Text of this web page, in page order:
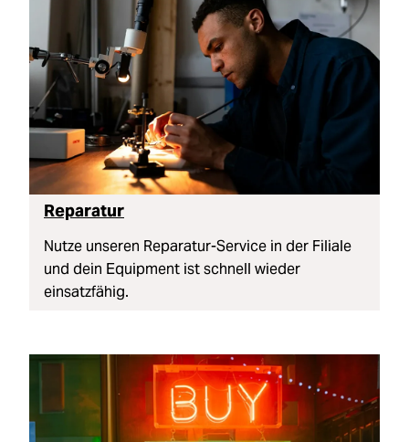
Reparatur
Nutze unseren Reparatur-Service in der Filiale
und dein Equipment ist schnell wieder
einsatzfähig.